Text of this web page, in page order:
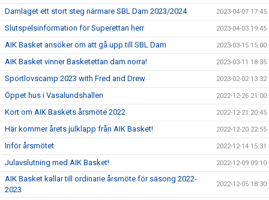
Damlaget ett stort steg närmare SBL Dam 2023/2024 2023-04-07 17:45
Slutspelsinformation för Superettan herr 2023-04-03 19:45
AIK Basket ansöker om att gå upp till SBL Dam 2023-03-15 15:00
AIK Basket vinner Basketettan dam norra! 2023-03-11 18:35
Sportlovscamp 2023 with Fred and Drew 2023-02-02 13:32
Öppet hus i Vasalundshallen 2022-12-26 21:00
Kort om AIK Baskets årsmöte 2022 2022-12-21 20:45
Här kommer årets julklapp från AIK Basket! 2022-12-20 22:55
Inför årsmötet 2022-12-14 15:31
Julavslutning med AIK Basket! 2022-12-09 09:10
AIK Basket kallar till ordinarie årsmöte för säsong 2022-
2023
2022-12-05 18:30